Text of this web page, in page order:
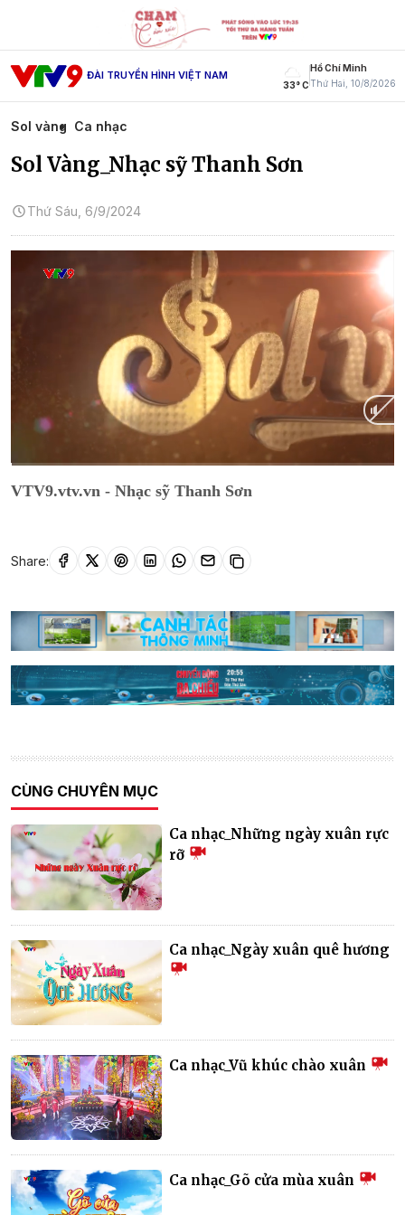
ĐÀI TRUYỀN HÌNH VIỆT NAM
33° C
Hồ Chí Minh
Thứ Hai, 10/8/2026
Sol vàng Ca nhạc
Sol Vàng_Nhạc sỹ Thanh Sơn
Thứ Sáu, 6/9/2024
VTV9.vtv.vn - Nhạc sỹ Thanh Sơn
Share:
CÙNG CHUYÊN MỤC
Ca nhạc_Những ngày xuân rực
rỡ
Ca nhạc_Ngày xuân quê hương
Ca nhạc_Vũ khúc chào xuân
Ca nhạc_Gõ cửa mùa xuân